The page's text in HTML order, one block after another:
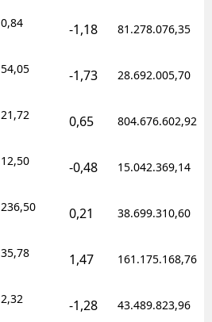
0,84 -1,18 81.278.076,35
54,05 -1,73 28.692.005,70
21,72 0,65 804.676.602,92
12,50 -0,48 15.042.369,14
236,50 0,21 38.699.310,60
35,78 1,47 161.175.168,76
2,32 -1,28 43.489.823,96